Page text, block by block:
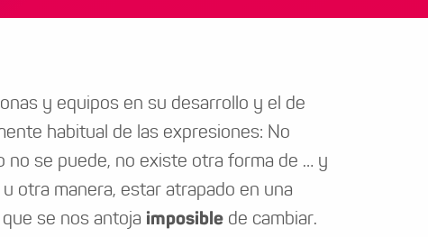
y equipos en su desarrollo y el de
habitual de las expresiones: No
no se puede, no existe otra forma de … y
otra manera, estar atrapado en una
se nos antoja imposible de cambiar.